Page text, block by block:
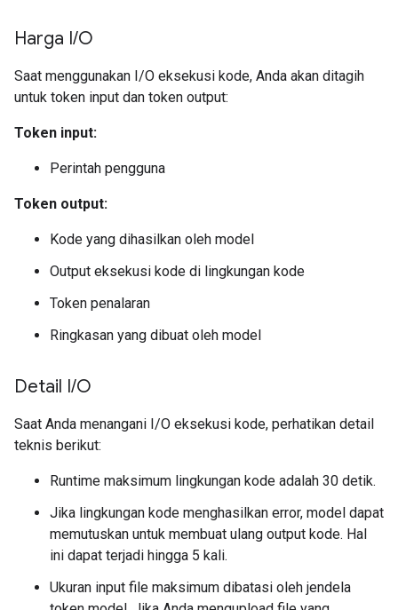
Harga I/O
Saat menggunakan I/O eksekusi kode, Anda akan ditagih
untuk token input dan token output:
Token input:
Perintah pengguna
Token output:
Kode yang dihasilkan oleh model
Output eksekusi kode di lingkungan kode
Token penalaran
Ringkasan yang dibuat oleh model
Detail I/O
Saat Anda menangani I/O eksekusi kode, perhatikan detail
teknis berikut:
Runtime maksimum lingkungan kode adalah 30 detik.
Jika lingkungan kode menghasilkan error, model dapat
memutuskan untuk membuat ulang output kode. Hal
ini dapat terjadi hingga 5 kali.
Ukuran input file maksimum dibatasi oleh jendela